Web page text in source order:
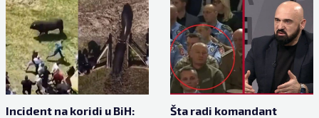
Incident na koridi u BiH:
Šta radi komandant